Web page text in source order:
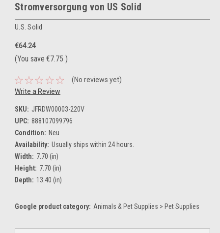
Stromversorgung von US Solid
U.S. Solid
€64.24
(You save €7.75 )
(No reviews yet)
Write a Review
SKU: JFRDW00003-220V
UPC: 888107099796
Condition: Neu
Availability: Usually ships within 24 hours.
Width: 7.70 (in)
Height: 7.70 (in)
Depth: 13.40 (in)
Google product category: Animals & Pet Supplies > Pet Supplies
Current